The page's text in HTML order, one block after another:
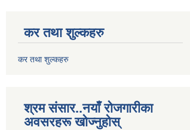
कर तथा शुल्कहरु
कर तथा शुल्कहरु
श्रम संसार..नयाँ रोजगारीका
अवसरहरू खोज्नुहोस्